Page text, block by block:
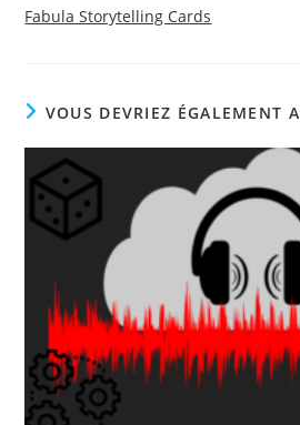
Fabula Storytelling Cards
VOUS DEVRIEZ ÉGALEMENT